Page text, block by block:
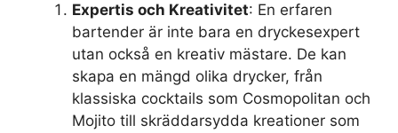
Expertis och Kreativitet: En erfaren
bartender är inte bara en dryckesexpert
utan också en kreativ mästare. De kan
skapa en mängd olika drycker, från
klassiska cocktails som Cosmopolitan och
Mojito till skräddarsydda kreationer som